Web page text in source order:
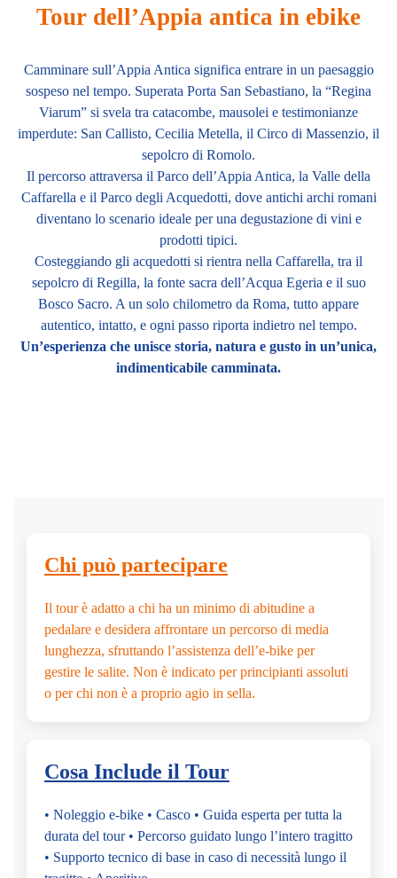
Tour dell’Appia antica in ebike
Camminare sull’Appia Antica significa entrare in un paesaggio
sospeso nel tempo. Superata Porta San Sebastiano, la “Regina
Viarum” si svela tra catacombe, mausolei e testimonianze
imperdute: San Callisto, Cecilia Metella, il Circo di Massenzio, il
sepolcro di Romolo.
Il percorso attraversa il Parco dell’Appia Antica, la Valle della
Caffarella e il Parco degli Acquedotti, dove antichi archi romani
diventano lo scenario ideale per una degustazione di vini e
prodotti tipici.
Costeggiando gli acquedotti si rientra nella Caffarella, tra il
sepolcro di Regilla, la fonte sacra dell’Acqua Egeria e il suo
Bosco Sacro. A un solo chilometro da Roma, tutto appare
autentico, intatto, e ogni passo riporta indietro nel tempo.
Un’esperienza che unisce storia, natura e gusto in un’unica,
indimenticabile camminata.
Chi può partecipare
Il tour è adatto a chi ha un minimo di abitudine a
pedalare e desidera affrontare un percorso di media
lunghezza, sfruttando l’assistenza dell’e-bike per
gestire le salite. Non è indicato per principianti assoluti
o per chi non è a proprio agio in sella.
Cosa Include il Tour
• Noleggio e-bike • Casco • Guida esperta per tutta la
durata del tour • Percorso guidato lungo l’intero tragitto
• Supporto tecnico di base in caso di necessità lungo il